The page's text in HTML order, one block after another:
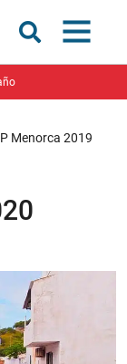
Menorca 2019